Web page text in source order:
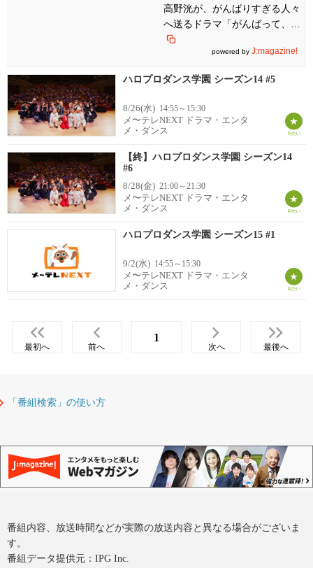
高野洸が、がんばりすぎる人々
へ送るドラマ「がんばって、が
んばらない」
powered by J:magazine!
ハロプロダンス学園 シーズン14 #5
8/26(水) 14:55～15:30
メ〜テレNEXT ドラマ・エンタ
メ・ダンス
【終】ハロプロダンス学園 シーズン14
#6
8/28(金) 21:00～21:30
メ〜テレNEXT ドラマ・エンタ
メ・ダンス
ハロプロダンス学園 シーズン15 #1
9/2(水) 14:55～15:30
メ〜テレNEXT ドラマ・エンタ
メ・ダンス
最初へ 前へ
1
次へ 最後へ
「番組検索」の使い方
番組内容、放送時間などが実際の放送内容と異なる場合がございま
す。
番組データ提供元：IPG Inc.